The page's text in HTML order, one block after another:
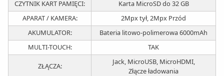
CZYTNIK KART PAMIĘCI:
Karta MicroSD do 32 GB
APARAT / KAMERA:
2Mpx tył, 2Mpx Przód
AKUMULATOR:
Bateria litowo-polimerowa 6000mAh
MULTI-TOUCH:
TAK
ZŁĄCZA:
Jack, MicroUSB, MicroHDMI,
Złącze ładowania